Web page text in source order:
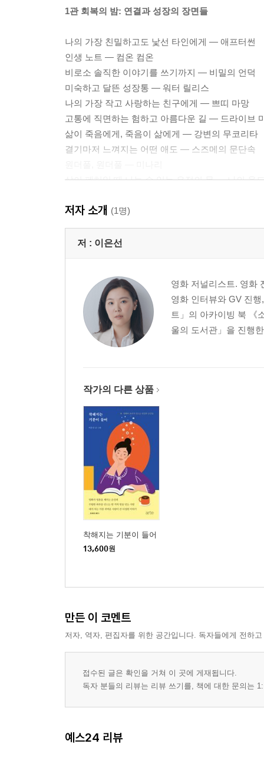
1관 회복의 밤: 연결과 성장의 장면들
나의 가장 친밀하고도 낯선 타인에게 ― 애프터썬
인생 노트 ― 컴온 컴온
비로소 솔직한 이야기를 쓰기까지 ― 비밀의 언덕
미숙하고 달뜬 성장통 ― 워터 릴리스
나의 가장 작고 사랑하는 친구에게 ― 쁘띠 마망
고통에 직면하는 험하고 아름다운 길 ― 드라이브
삶이 죽음에게, 죽음이 삶에게 ― 강변의 무코리타
결기마저 느껴지는 어떤 애도 ― 스즈메의 문단속
삶이 폐허일 때 나눌 수 있는 우정의 몫 ― 나의 올
거창한 꿈이 없는 삶일지라도 ― 소울
이토록 내향적인 여행 ― 박하경 여행기
열정을 전염시키는 마법 ― 틱, 틱...붐!
잊히지 않는 모두의 꿈, 영화 ― 파벨만스
20년의 시간을 가로질러 다시 만나다 ― 고양이를
이토록 정성스러운 포기 ― 콩트가 시작된다
기억은 헤어지지 않아 ― 로봇 드림
의미는 무엇일까요? ― 애스터로이드 시티
나는 여기에 와본 적이 있다 ― 우리가 사랑이라고
고요하지 않은 마음들을 시처럼 응시하며 ― 정말
인물과 세상을 향한 가열찬 응시 ― 너의 눈을 들여
마침내 이 영화를 흠모하겠다는 결심 ― 헤어질 결
달콤 씁쓸한 우리의 도시 ― 사랑할 땐 누구나 최악
그 누구의 왕족도 아닌 ― 스펜서
기계를 통한 존재론적 사유 ― 애프터 양
파격과 광기의 질주 ― 마스크걸
판타지가 아닌 지향점을 제시하는 힘 ― 다음 소희
동시대 예술의 모든 논쟁적 이슈를 껴안은 이름 ―
진실을 안다는 착각, 나는 아니라는 방관 ― 괴물
광활한 고요 속에서 삶을 보다 ― 여덟 개의 산
학대과 자기혐오에서 살아남기 ― 베이비 레인디어
법정의 언어로 해부하는 부부의 세계 ― 추락의 해
담장을 사이에 둔 낙원과 지옥 ― 존 오브 인터레스
경계를 넘나드는 불온한 탐미 ― 아네트
저자 소개 (1명)
저 : 이은선
영화 저널리스트. 영화
영화 인터뷰와 GV 진
트」의 아카이빙 북 《
울의 도서관」을 진행
작가의 다른 상품
착해지는 기분이 들어
13,600원
만든 이 코멘트
저자, 역자, 편집자를 위한 공간입니다. 독자들에게 전하
접수된 글은 확인을 거쳐 이 곳에 게재됩니다.
독자 분들의 리뷰는 리뷰 쓰기를, 책에 대한 문의는
예스24 리뷰